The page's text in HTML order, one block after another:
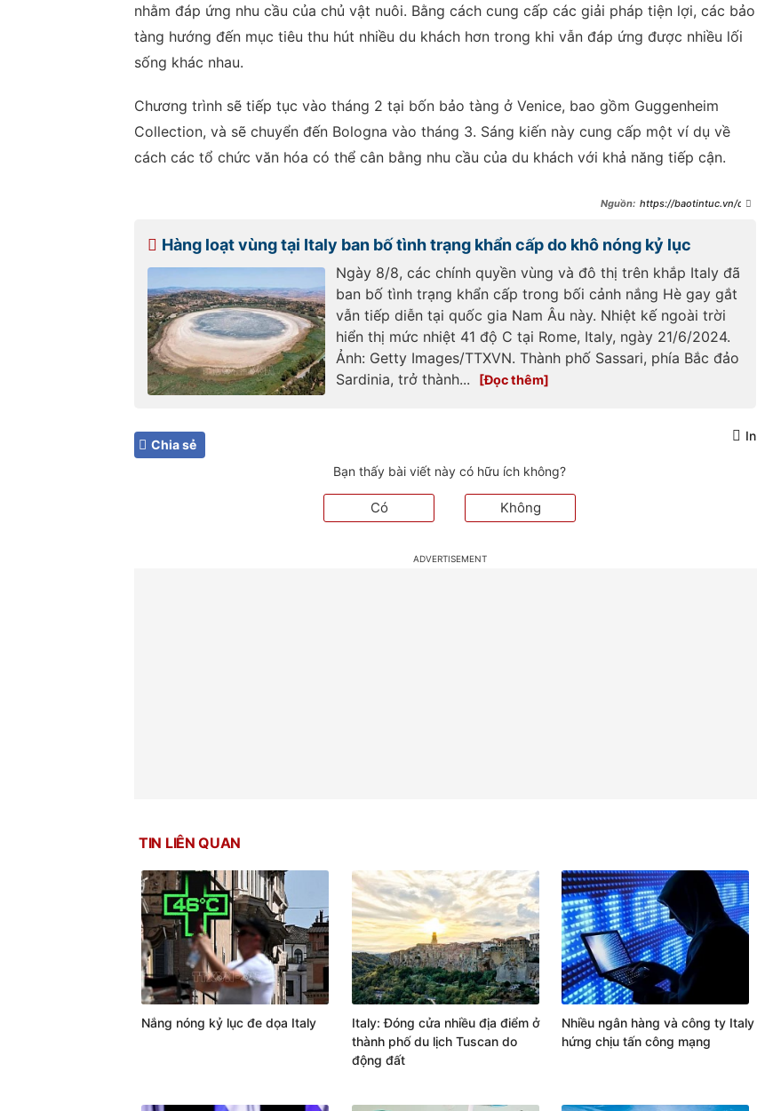
nhằm đáp ứng nhu cầu của chủ vật nuôi. Bằng cách cung cấp các giải pháp tiện lợi, các bảo
tàng hướng đến mục tiêu thu hút nhiều du khách hơn trong khi vẫn đáp ứng được nhiều lối
sống khác nhau.
Chương trình sẽ tiếp tục vào tháng 2 tại bốn bảo tàng ở Venice, bao gồm Guggenheim
Collection, và sẽ chuyển đến Bologna vào tháng 3. Sáng kiến ​​này cung cấp một ví dụ về
cách các tổ chức văn hóa có thể cân bằng nhu cầu của du khách với khả năng tiếp cận.
https://baotintuc.vn/doi
bang-chuong-trinh-cham-soc-
cho-cho-du-khach-
20250115151057117.htm
Hàng loạt vùng tại Italy ban bố tình trạng khẩn cấp do khô nóng kỷ lục
Ngày 8/8, các chính quyền vùng và đô thị trên khắp Italy đã
ban bố tình trạng khẩn cấp trong bối cảnh nắng Hè gay gắt
vẫn tiếp diễn tại quốc gia Nam Âu này. Nhiệt kế ngoài trời
hiển thị mức nhiệt 41 độ C tại Rome, Italy, ngày 21/6/2024.
Ảnh: Getty Images/TTXVN. Thành phố Sassari, phía Bắc đảo
Sardinia, trở thành...
In
Chia sẻ
Bạn thấy bài viết này có hữu ích không?
Có Không
TIN LIÊN QUAN
Nắng nóng kỷ lục đe dọa Italy
Italy: Đóng cửa nhiều địa điểm ở
thành phố du lịch Tuscan do
động đất
Nhiều ngân hàng và công ty Italy
hứng chịu tấn công mạng